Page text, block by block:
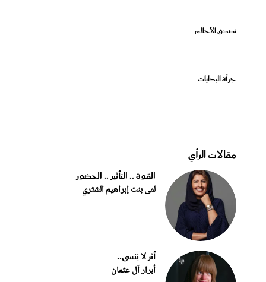
تصدق الأحلام
جرأة البدايات
مقالات الرأي
القوة .. التأثير .. الحضور
لمى بنت إبراهيم الشثري
أثر لا يُنسى..
أبرار آل عثمان